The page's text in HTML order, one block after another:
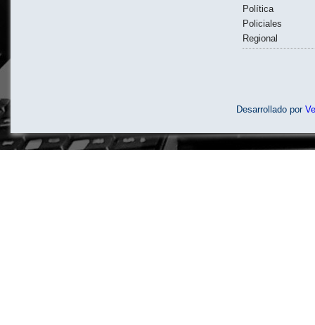
Política
Policiales
Regional
Desarrollado por